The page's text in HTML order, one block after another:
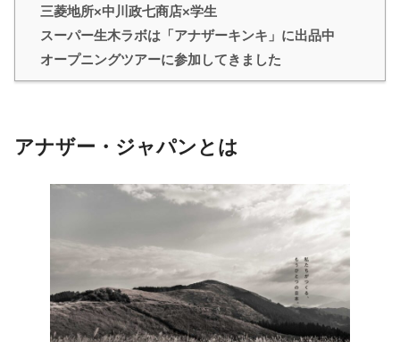
三菱地所×中川政七商店×学生
スーパー生木ラボは「アナザーキンキ」に出品中
オープニングツアーに参加してきました
アナザー・ジャパンとは